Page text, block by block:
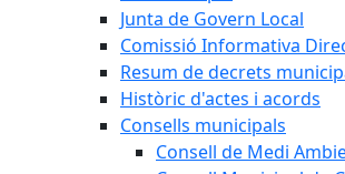
Junta de Govern Local
Comissió Informativa
Resum de decrets
Històric d'actes i acords
Consells municipals
Consell de Medi